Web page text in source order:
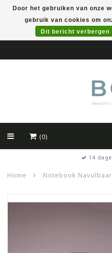
(0)
14
Home Notebook
Door het gebruiken van onze
gebruik van cookies om
Dit bericht verbergen